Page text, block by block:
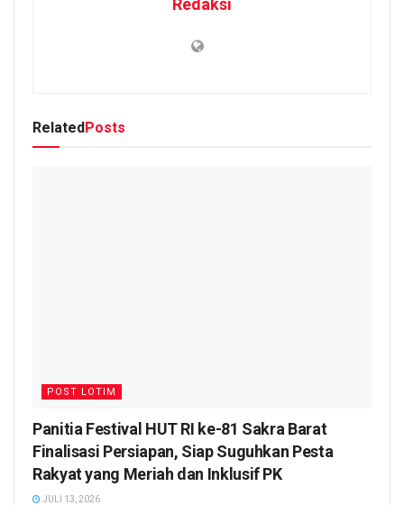
Redaksi
RelatedPosts
POST LOTIM
Panitia Festival HUT RI ke-81 Sakra Barat
Finalisasi Persiapan, Siap Suguhkan Pesta
Rakyat yang Meriah dan Inklusif PK
JULI 13, 2026